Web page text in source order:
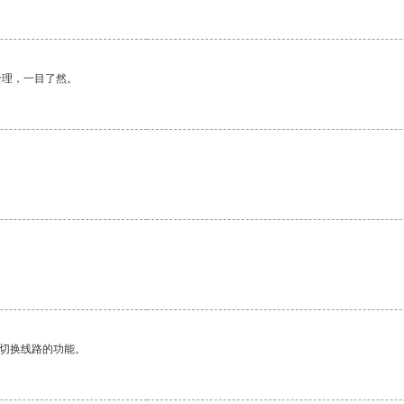
，一目了然。
换线路的功能。